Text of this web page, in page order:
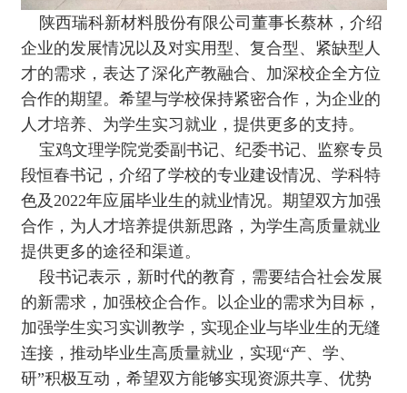
陕西瑞科新材料股份有限公司董事长蔡林，介绍
企业的发展情况以及对实用型、复合型、紧缺型人
才的需求，表达了深化产教融合、加深校企全方位
合作的期望。希望与学校保持紧密合作，为企业的
人才培养、为学生实习就业，提供更多的支持。
宝鸡文理学院党委副书记、纪委书记、监察专员
段恒春书记，介绍了学校的专业建设情况、学科特
色及2022年应届毕业生的就业情况。期望双方加强
合作，为人才培养提供新思路，为学生高质量就业
提供更多的途径和渠道。
段书记表示，新时代的教育，需要结合社会发展
的新需求，加强校企合作。以企业的需求为目标，
加强学生实习实训教学，实现企业与毕业生的无缝
连接，推动毕业生高质量就业，实现“产、学、
研”积极互动，希望双方能够实现资源共享、优势